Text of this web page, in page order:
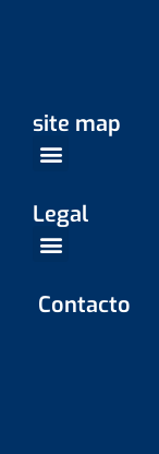
site map
Legal
Contacto